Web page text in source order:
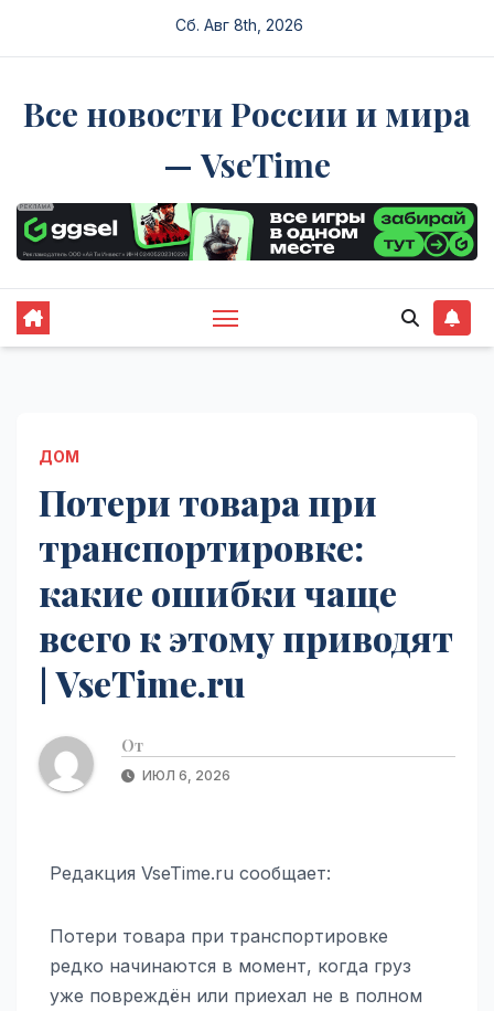
Сб. Авг 8th, 2026
Все новости России и мира
— VseTime
ДОМ
Потери товара при
транспортировке:
какие ошибки чаще
всего к этому приводят
| VseTime.ru
От
ИЮЛ 6, 2026
Редакция VseTime.ru сообщает:
Потери товара при транспортировке
редко начинаются в момент, когда груз
уже повреждён или приехал не в полном